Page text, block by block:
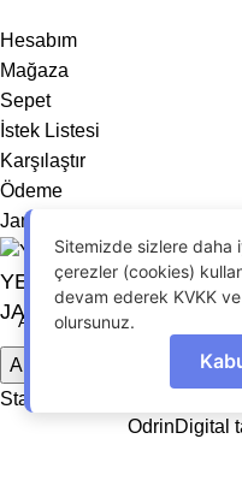
Hesabım
Mağaza
Sepet
İstek Listesi
Karşılaştır
Ödeme
Jant Noktası 2026 - Tüm
Arama
Start typing to see products
YENİ 22′ 5X120 LAND
JANT MODELİ
OdrinDigital
Sitemizde sizlere daha
çerezler (cookies)
devam ederek KVKK
olursunuz.